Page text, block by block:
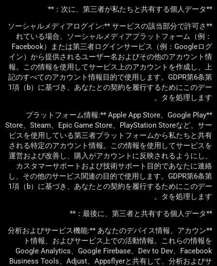
**次に、第三者が私たちと共有する個人データ：**
**ソーシャルメディアログイン:** サービスの該当部分で許可さ
れている場合、ソーシャルメディアプラットフォーム（例：
Facebook）または第三者ログインサービス（例：Googleログ
イン）から提供されるユーザー名およびその他のアカウント情
報。この情報を使用してサービス上のアカウントを作成し、上
記のすべてのアカウント情報目的で使用します。GDPR第6条第
1項（b）に基づき、あなたとの契約を履行するためにこのデー
タを処理します。
**プラットフォーム情報:** Apple App Store、Google Play
Store、Steam、Epic Game Store、PlayStation Storeなど、サー
ビスを使用している第三者プラットフォームから私たちと共有
される特定のアカウント情報。この情報を使用してサービスを
運営および改善し、購入がアカウントに反映されるようにし、
カスタマーサポートおよび技術サポート目的であなたに連絡
し、その他のサービス関連の目的で使用します。GDPR第6条第
1項（b）に基づき、あなたとの契約を履行するためにこのデー
タを処理します。
**最後に、第三者と共有する個人データ：**
**分析およびサービス機能:** あなたのデバイス情報、アカウン
ト情報、およびサービス上での活動情報。これらの情報を
Google Analytics、Google Firebase、Dev to Dev、Facebook
Business Tools、Adjust、Appsflyerと共有して、分析およびサ